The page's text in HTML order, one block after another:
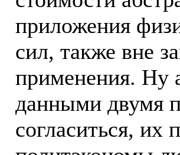
приложения
сил, также вне
применения. Ну
данными двумя
согласиться, их